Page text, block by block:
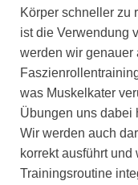
Körper schneller zu
ist die Verwendung
werden wir genauer
was Muskelkater
Übungen uns dabei
Wir werden auch
korrekt ausführt
Trainingsroutine